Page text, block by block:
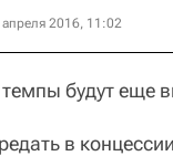
апреля 2016, 11:02
будут еще
в